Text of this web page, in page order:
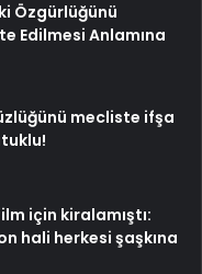
Özgürlüğünü
Edilmesi Anlamına
mecliste ifşa
için kiralamıştı:
hali herkesi şaşkına